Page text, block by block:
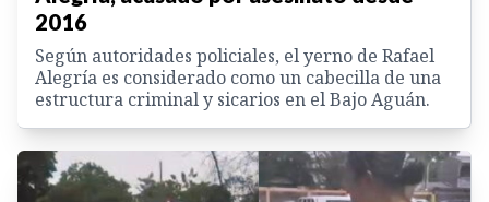
2016
Según autoridades policiales, el yerno de Rafael
Alegría es considerado como un cabecilla de una
estructura criminal y sicarios en el Bajo Aguán.